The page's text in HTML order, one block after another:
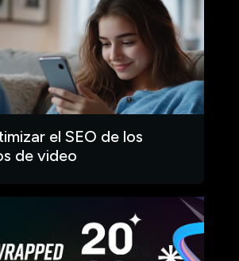
el SEO de los
de video